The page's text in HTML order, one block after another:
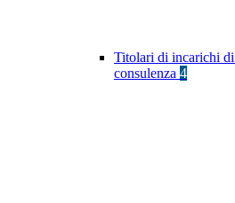
Titolari di incarichi
consulenza 4